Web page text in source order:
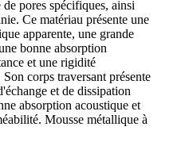
pores spécifiques, ainsi
Ce matériau présente une
apparente, une grande
bonne absorption
et une rigidité
corps traversant présente
et de dissipation
absorption acoustique et
Mousse métallique à